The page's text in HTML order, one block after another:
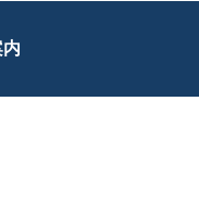
内